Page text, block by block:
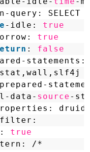
query: SELECT
-idle: true
true
: false
data- source -
filter:
true
/*